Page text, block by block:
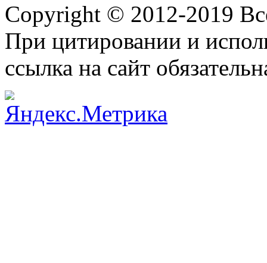
Copyright © 2012-2019
При цитировании и
ссылка на сайт